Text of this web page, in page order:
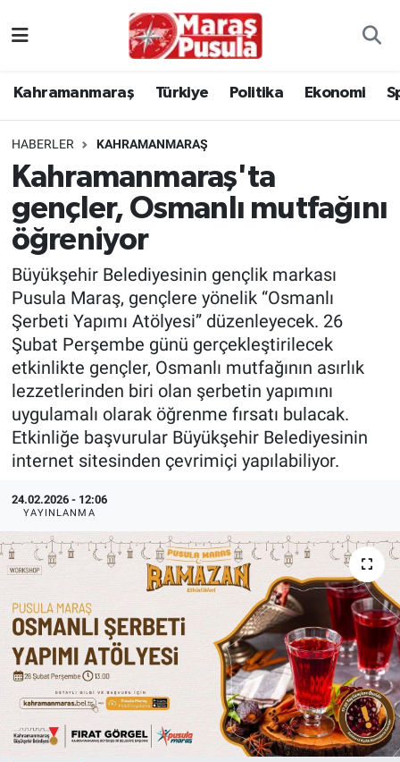
Kahramanmaraş Türkiye Politika Ekonomi
HABERLER KAHRAMANMARAŞ
Kahramanmaraş'ta
gençler, Osmanlı mutfağını
öğreniyor
Büyükşehir Belediyesinin gençlik markası
Pusula Maraş, gençlere yönelik “Osmanlı
Şerbeti Yapımı Atölyesi” düzenleyecek. 26
Şubat Perşembe günü gerçekleştirilecek
etkinlikte gençler, Osmanlı mutfağının asırlık
lezzetlerinden biri olan şerbetin yapımını
uygulamalı olarak öğrenme fırsatı bulacak.
Etkinliğe başvurular Büyükşehir Belediyesinin
internet sitesinden çevrimiçi yapılabiliyor.
24.02.2026 - 12:06
YAYINLANMA
Politika
Ekonomi
Spor
Kültür Sanat
Sağlık
TEKNOLOJİ
MAGAZİN
Bilim, Teknoloji
ASAYİŞ
ÇEVRE
HABERDE İNSAN
İstanbul Trafik Yoğunluk Haritası
Süper Lig Puan Durumu ve Fikstür
Tüm Manşetler
Son Dakika Haberleri
Haber Arşivi